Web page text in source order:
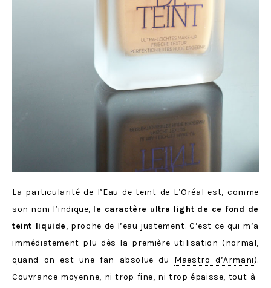
La particularité de l’Eau de teint de L’Oréal est, comme
son nom l’indique, le caractère ultra light de ce fond de
teint liquide, proche de l’eau justement. C’est ce qui m’a
immédiatement plu dès la première utilisation (normal,
quand on est une fan absolue du Maestro d’Armani).
Couvrance moyenne, ni trop fine, ni trop épaisse, tout-à-